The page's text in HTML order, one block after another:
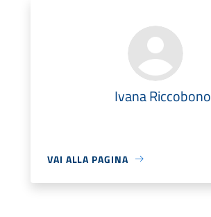
Ivana Riccobono
VAI ALLA PAGINA